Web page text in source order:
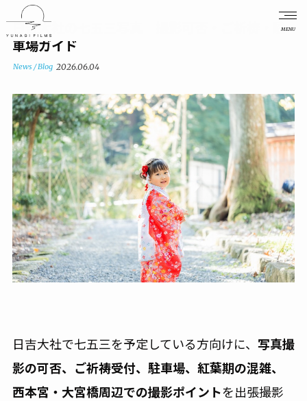
MENU
日吉大社の七五三写真｜撮影可否・ご祈祷・駐
車場ガイド
News / Blog 2026.06.04
日吉大社で七五三を予定している方向けに、 写真撮
影の可否、ご祈祷受付、駐車場、紅葉期の混雑、
西本宮・大宮橋周辺での撮影ポイントを出張撮影